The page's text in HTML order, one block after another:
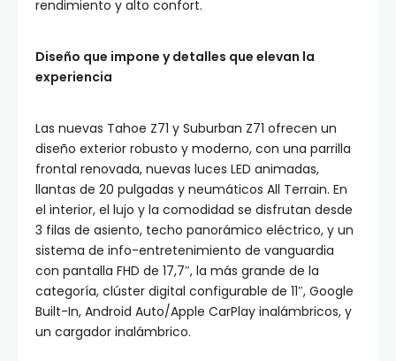
rendimiento y alto confort.
Diseño que impone y detalles que elevan la
experiencia
Las nuevas Tahoe Z71 y Suburban Z71 ofrecen un
diseño exterior robusto y moderno, con una parrilla
frontal renovada, nuevas luces LED animadas,
llantas de 20 pulgadas y neumáticos All Terrain. En
el interior, el lujo y la comodidad se disfrutan desde
3 filas de asiento, techo panorámico eléctrico, y un
sistema de info-entretenimiento de vanguardia
con pantalla FHD de 17,7″, la más grande de la
categoría, clúster digital configurable de 11″, Google
Built-In, Android Auto/Apple CarPlay inalámbricos, y
un cargador inalámbrico.